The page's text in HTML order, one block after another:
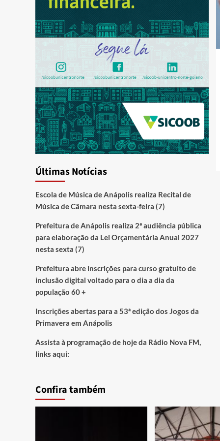
Últimas Notícias
Escola de Música de Anápolis realiza Recital de
Música de Câmara nesta sexta-feira (7)
Prefeitura de Anápolis realiza 2ª audiência pública
para elaboração da Lei Orçamentária Anual 2027
nesta sexta (7)
Prefeitura abre inscrições para curso gratuito de
inclusão digital voltado para o dia a dia da
população 60 +
Inscrições abertas para a 53ª edição dos Jogos da
Primavera em Anápolis
Assista à programação de hoje da Rádio Nova FM,
links aqui:
Confira também